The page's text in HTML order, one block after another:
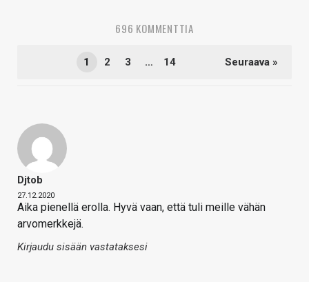
696 KOMMENTTIA
1 2 3 … 14 Seuraava »
Djtob
27.12.2020
Aika pienellä erolla. Hyvä vaan, että tuli meille vähän
arvomerkkejä.
Kirjaudu sisään vastataksesi